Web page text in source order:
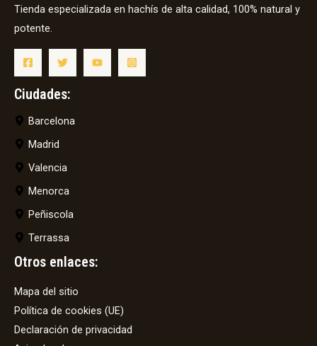
Tienda especializada en hachís de alta calidad, 100% natural y
potente.
Ciudades:
Barcelona
Madrid
Valencia
Menorca
Peñiscola
Terrassa
Otros enlaces:
Mapa del sitio
Política de cookies (UE)
Declaración de privacidad